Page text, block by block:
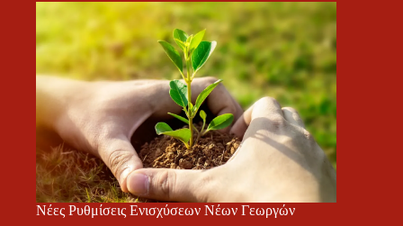
Νέες Ρυθμίσεις Ενισχύσεων Νέων Γεωργών